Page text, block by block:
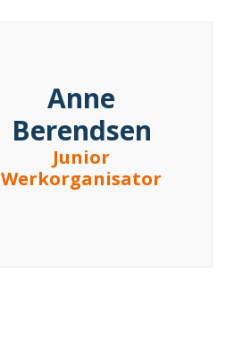
Anne
Berendsen
Junior
Werkorganisator